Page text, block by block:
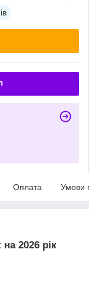
Оплата Умови
2026 рік